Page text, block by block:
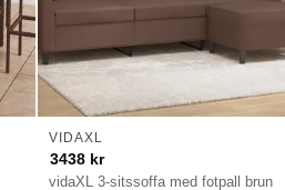
vidaXL 3-sitssoffa med fotpall brun
VIDAXL
3438 kr